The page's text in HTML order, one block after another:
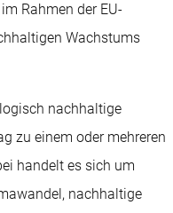
Rahmen der EU-
Wachstums
nachhaltige
zu einem oder mehreren
handelt es sich um
nachhaltige